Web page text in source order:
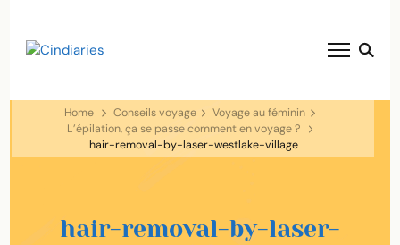
Home Conseils voyage
Voyage au féminin
L’épilation, ça se passe comment en voyage ?
hair-removal-by-laser-westlake-village
hair-removal-by-laser-